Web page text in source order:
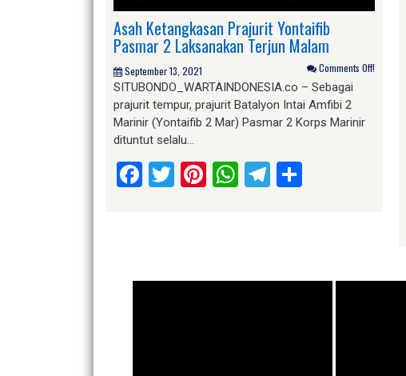
Asah Ketangkasan Prajurit Yontaifib
Pasmar 2 Laksanakan Terjun Malam
September 13, 2021 Comments Off!
SITUBONDO_WARTAINDONESIA.co – Sebagai
prajurit tempur, prajurit Batalyon Intai Amfibi 2
Marinir (Yontaifib 2 Mar) Pasmar 2 Korps Marinir
dituntut selalu…
Facebook
Twitter
Pinterest
WhatsApp
Telegram